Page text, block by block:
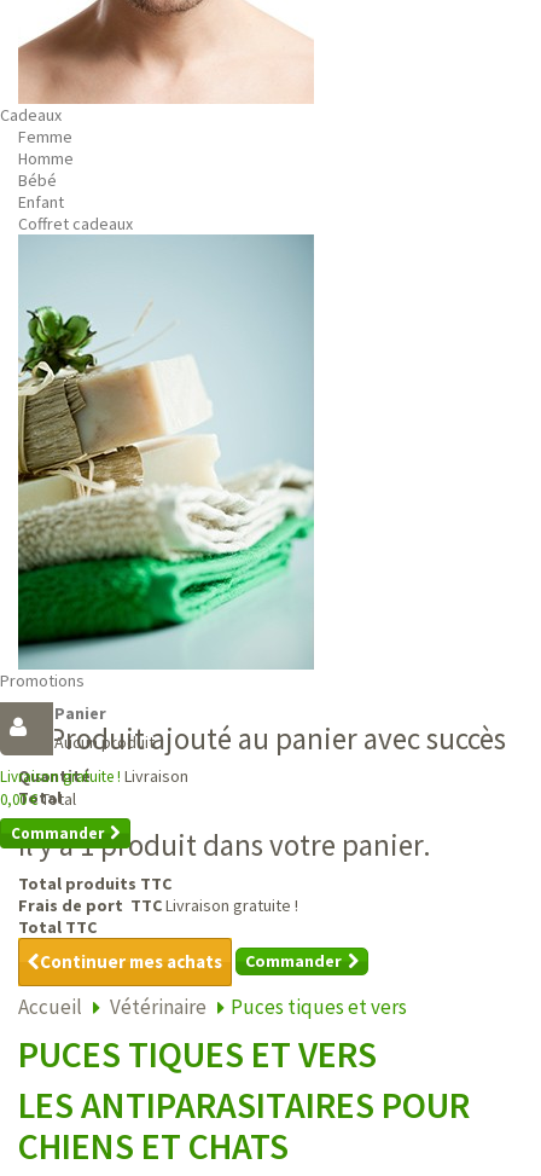
Cadeaux
Femme
Homme
Bébé
Enfant
Coffret cadeaux
Promotions
Panier
Aucun produit
Livraison gratuite ! Livraison
0,00 €Total
Commander
Produit ajouté au panier avec succès
Quantité
Total
Il y a 1 produit dans votre panier.
Total produits TTC
Frais de port TTCLivraison gratuite !
Total TTC
Continuer mes achats Commander
Accueil Vétérinaire Puces tiques et vers
PUCES TIQUES ET VERS
LES ANTIPARASITAIRES POUR
CHIENS ET CHATS